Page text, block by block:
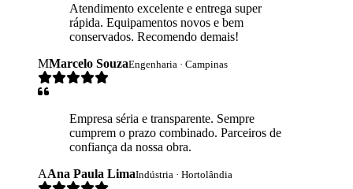
Atendimento excelente e entrega super
rápida. Equipamentos novos e bem
conservados. Recomendo demais!
MMarcelo SouzaEngenharia · Campinas
Empresa séria e transparente. Sempre
cumprem o prazo combinado. Parceiros de
confiança da nossa obra.
AAna Paula LimaIndústria · Hortolândia